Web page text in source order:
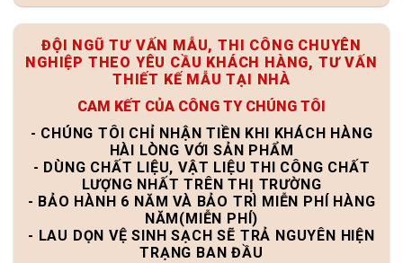
ĐỘI NGŨ TƯ VẤN MẪU, THI CÔNG CHUYÊN
NGHIỆP THEO YÊU CẦU KHÁCH HÀNG, TƯ VẤN
THIẾT KẾ MẪU TẠI NHÀ
CAM KẾT CỦA CÔNG TY CHÚNG TÔI
- CHÚNG TÔI CHỈ NHẬN TIỀN KHI KHÁCH HÀNG
HÀI LÒNG VỚI SẢN PHẨM
- DÙNG CHẤT LIỆU, VẬT LIỆU THI CÔNG CHẤT
LƯỢNG NHẤT TRÊN THỊ TRƯỜNG
- BẢO HÀNH 6 NĂM VÀ BẢO TRÌ MIỄN PHÍ HÀNG
NĂM(MIỄN PHÍ)
- LAU DỌN VỆ SINH SẠCH SẼ TRẢ NGUYÊN HIỆN
TRẠNG BAN ĐẦU